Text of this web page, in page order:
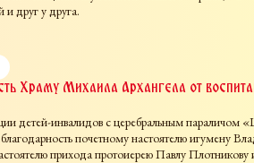
и друг у друга.
Храму Михаила Архангела от
детей-инвалидов с церебральным
почетному настоятелю игумену
прихода протоиерею Павлу Плотникову